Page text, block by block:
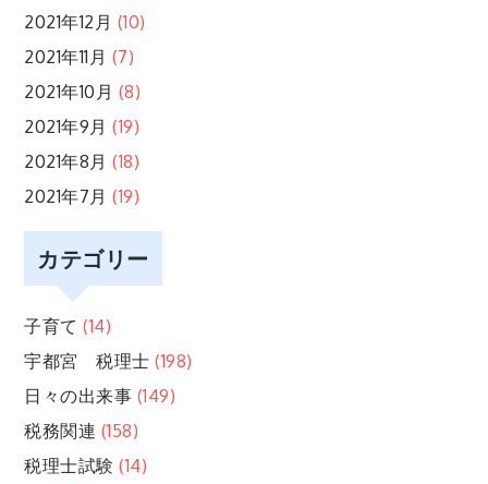
2021年12月 (10)
2021年11月 (7)
2021年10月 (8)
2021年9月 (19)
2021年8月 (18)
2021年7月 (19)
カテゴリー
子育て (14)
宇都宮 税理士 (198)
日々の出来事 (149)
税務関連 (158)
税理士試験 (14)